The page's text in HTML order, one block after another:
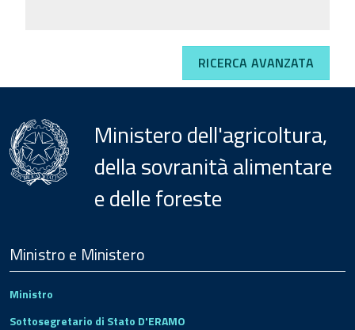
RICERCA AVANZATA
Ministero dell'agricoltura,
della sovranità alimentare
e delle foreste
Footer
Ministro e Ministero
Ministro
Sottosegretario di Stato D'ERAMO